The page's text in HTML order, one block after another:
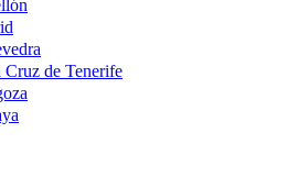
Cruz de Tenerife